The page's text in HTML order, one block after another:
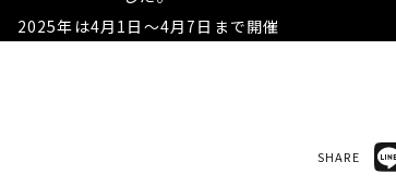
2025年は4月1日～4月7日まで開催
SHARE